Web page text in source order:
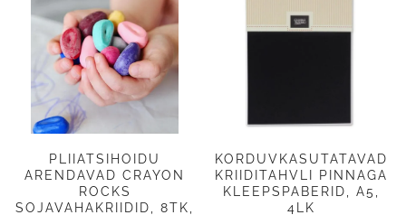
PLIIATSIHOIDU
ARENDAVAD CRAYON
ROCKS
SOJAVAHAKRIIDID, 8TK,
KORDUVKASUTATAVAD
KRIIDITAHVLI PINNAGA
KLEEPSPABERID, A5,
4LK